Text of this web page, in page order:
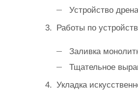
Устройство
Работы по
Заливка
Тщательное
Укладка